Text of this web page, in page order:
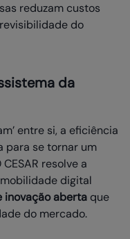
reduzam custos
do
da
entre si, a eficiência
para se tornar um
resolve a
digital
inovação aberta que
do mercado.